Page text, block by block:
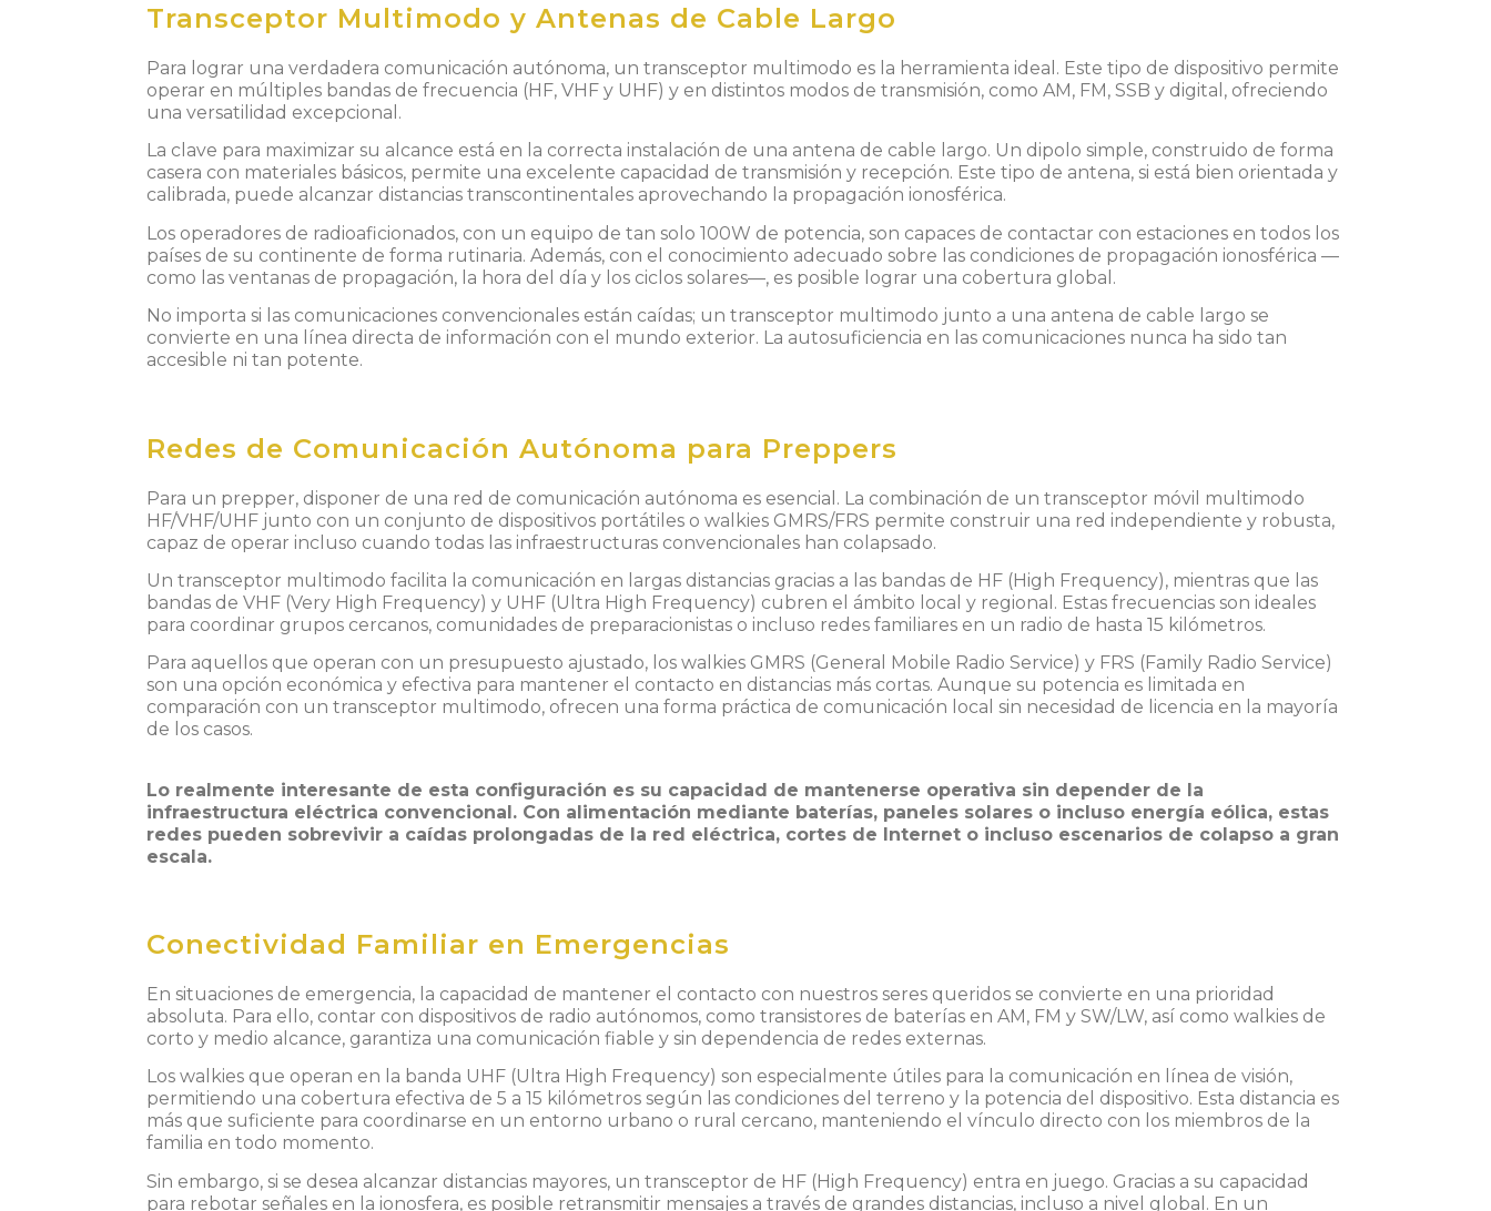
Transceptor Multimodo y Antenas de Cable Largo
Para lograr una verdadera comunicación autónoma, un transceptor multimodo es la herramienta ideal. Este tipo de dispositivo permite
operar en múltiples bandas de frecuencia (HF, VHF y UHF) y en distintos modos de transmisión, como AM, FM, SSB y digital, ofreciendo
una versatilidad excepcional.
La clave para maximizar su alcance está en la correcta instalación de una antena de cable largo. Un dipolo simple, construido de forma
casera con materiales básicos, permite una excelente capacidad de transmisión y recepción. Este tipo de antena, si está bien orientada y
calibrada, puede alcanzar distancias transcontinentales aprovechando la propagación ionosférica.
Los operadores de radioaficionados, con un equipo de tan solo 100W de potencia, son capaces de contactar con estaciones en todos los
países de su continente de forma rutinaria. Además, con el conocimiento adecuado sobre las condiciones de propagación ionosférica —
como las ventanas de propagación, la hora del día y los ciclos solares—, es posible lograr una cobertura global.
No importa si las comunicaciones convencionales están caídas; un transceptor multimodo junto a una antena de cable largo se
convierte en una línea directa de información con el mundo exterior. La autosuficiencia en las comunicaciones nunca ha sido tan
accesible ni tan potente.
Redes de Comunicación Autónoma para Preppers
Para un prepper, disponer de una red de comunicación autónoma es esencial. La combinación de un transceptor móvil multimodo
HF/VHF/UHF junto con un conjunto de dispositivos portátiles o walkies GMRS/FRS permite construir una red independiente y robusta,
capaz de operar incluso cuando todas las infraestructuras convencionales han colapsado.
Un transceptor multimodo facilita la comunicación en largas distancias gracias a las bandas de HF (High Frequency), mientras que las
bandas de VHF (Very High Frequency) y UHF (Ultra High Frequency) cubren el ámbito local y regional. Estas frecuencias son ideales
para coordinar grupos cercanos, comunidades de preparacionistas o incluso redes familiares en un radio de hasta 15 kilómetros.
Para aquellos que operan con un presupuesto ajustado, los walkies GMRS (General Mobile Radio Service) y FRS (Family Radio Service)
son una opción económica y efectiva para mantener el contacto en distancias más cortas. Aunque su potencia es limitada en
comparación con un transceptor multimodo, ofrecen una forma práctica de comunicación local sin necesidad de licencia en la mayoría
de los casos.
Lo realmente interesante de esta configuración es su capacidad de mantenerse operativa sin depender de la
infraestructura eléctrica convencional. Con alimentación mediante baterías, paneles solares o incluso energía eólica, estas
redes pueden sobrevivir a caídas prolongadas de la red eléctrica, cortes de Internet o incluso escenarios de colapso a gran
escala.
Conectividad Familiar en Emergencias
En situaciones de emergencia, la capacidad de mantener el contacto con nuestros seres queridos se convierte en una prioridad
absoluta. Para ello, contar con dispositivos de radio autónomos, como transistores de baterías en AM, FM y SW/LW, así como walkies de
corto y medio alcance, garantiza una comunicación fiable y sin dependencia de redes externas.
Los walkies que operan en la banda UHF (Ultra High Frequency) son especialmente útiles para la comunicación en línea de visión,
permitiendo una cobertura efectiva de 5 a 15 kilómetros según las condiciones del terreno y la potencia del dispositivo. Esta distancia es
más que suficiente para coordinarse en un entorno urbano o rural cercano, manteniendo el vínculo directo con los miembros de la
familia en todo momento.
Sin embargo, si se desea alcanzar distancias mayores, un transceptor de HF (High Frequency) entra en juego. Gracias a su capacidad
para rebotar señales en la ionosfera, es posible retransmitir mensajes a través de grandes distancias, incluso a nivel global. En un